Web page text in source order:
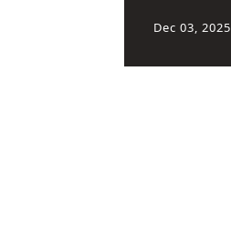
Dec 03, 2025